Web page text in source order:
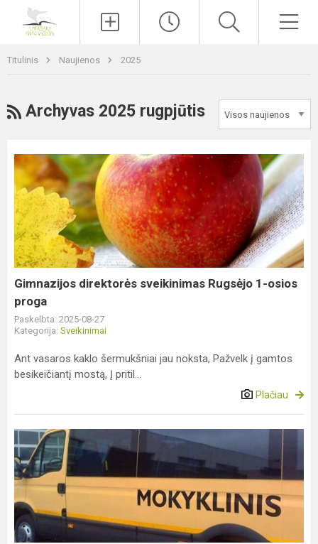
Titulinis Naujienos 2025
RSS
Archyvas 2025 rugpjūtis
Gimnazijos
direktorės
sveikinimas
Rugsėjo
1-
osios
proga
Gimnazijos direktorės sveikinimas Rugsėjo 1-osios
proga
Paskelbta: 2025-08-27
Kategorija: Sveikinimai
Ant vasaros kaklo šermukšniai jau noksta, Pažvelk į gamtos
besikeičiantį mostą, Į pritil...
Plačiau
Mokinių
pavėžėjimas
rugsėjo
1-
ąją
dieną